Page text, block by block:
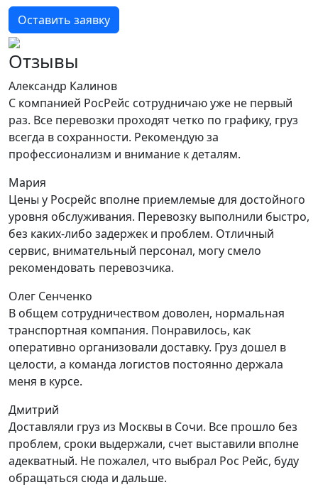
Оставить заявку
Отзывы
Александр Калинов
С компанией РосРейс сотрудничаю уже не первый
раз. Все перевозки проходят четко по графику, груз
всегда в сохранности. Рекомендую за
профессионализм и внимание к деталям.
Мария
Цены у Росрейс вполне приемлемые для достойного
уровня обслуживания. Перевозку выполнили быстро,
без каких-либо задержек и проблем. Отличный
сервис, внимательный персонал, могу смело
рекомендовать перевозчика.
Олег Сенченко
В общем сотрудничеством доволен, нормальная
транспортная компания. Понравилось, как
оперативно организовали доставку. Груз дошел в
целости, а команда логистов постоянно держала
меня в курсе.
Дмитрий
Доставляли груз из Москвы в Сочи. Все прошло без
проблем, сроки выдержали, счет выставили вполне
адекватный. Не пожалел, что выбрал Рос Рейс, буду
обращаться сюда и дальше.